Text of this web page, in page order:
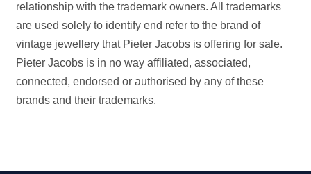
relationship with the trademark owners. All trademarks
are used solely to identify end refer to the brand of
vintage jewellery that Pieter Jacobs is offering for sale.
Pieter Jacobs is in no way affiliated, associated,
connected, endorsed or authorised by any of these
brands and their trademarks.